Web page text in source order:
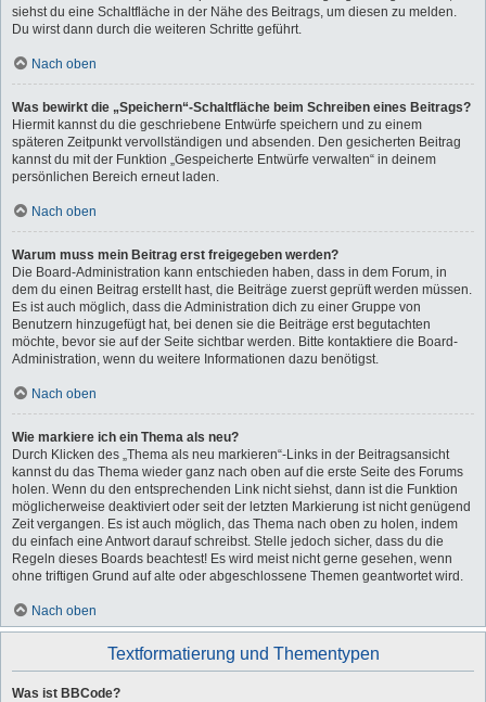
siehst du eine Schaltfläche in der Nähe des Beitrags, um diesen zu melden.
Du wirst dann durch die weiteren Schritte geführt.
Nach oben
Was bewirkt die „Speichern“-Schaltfläche beim Schreiben eines Beitrags?
Hiermit kannst du die geschriebene Entwürfe speichern und zu einem
späteren Zeitpunkt vervollständigen und absenden. Den gesicherten Beitrag
kannst du mit der Funktion „Gespeicherte Entwürfe verwalten“ in deinem
persönlichen Bereich erneut laden.
Nach oben
Warum muss mein Beitrag erst freigegeben werden?
Die Board-Administration kann entschieden haben, dass in dem Forum, in
dem du einen Beitrag erstellt hast, die Beiträge zuerst geprüft werden müssen.
Es ist auch möglich, dass die Administration dich zu einer Gruppe von
Benutzern hinzugefügt hat, bei denen sie die Beiträge erst begutachten
möchte, bevor sie auf der Seite sichtbar werden. Bitte kontaktiere die Board-
Administration, wenn du weitere Informationen dazu benötigst.
Nach oben
Wie markiere ich ein Thema als neu?
Durch Klicken des „Thema als neu markieren“-Links in der Beitragsansicht
kannst du das Thema wieder ganz nach oben auf die erste Seite des Forums
holen. Wenn du den entsprechenden Link nicht siehst, dann ist die Funktion
möglicherweise deaktiviert oder seit der letzten Markierung ist nicht genügend
Zeit vergangen. Es ist auch möglich, das Thema nach oben zu holen, indem
du einfach eine Antwort darauf schreibst. Stelle jedoch sicher, dass du die
Regeln dieses Boards beachtest! Es wird meist nicht gerne gesehen, wenn
ohne triftigen Grund auf alte oder abgeschlossene Themen geantwortet wird.
Nach oben
Textformatierung und Thementypen
Was ist BBCode?